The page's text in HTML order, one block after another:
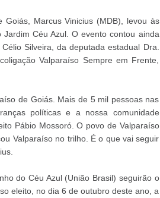
Marcus Vinicius (MDB), levou às
Céu Azul. O evento contou ainda
Silveira, da deputada estadual Dra.
Valparaíso Sempre em Frente,
de Goiás. Mais de 5 mil pessoas nas
políticas e a nossa comunidade
Pábio Mossoró. O povo de Valparaíso
Valparaíso no trilho. É o que vai seguir
do Céu Azul (União Brasil) seguirão o
eleito, no dia 6 de outubro deste ano, a